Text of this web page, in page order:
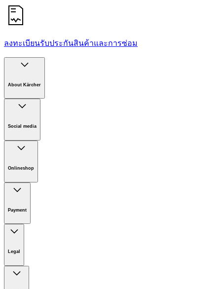
ลงทะเบียนรับประกันสินค้าและการซ่อม
About Kärcher
Sustainability
Newsroom
Social media
Onlineshop
ONLINE SHOP - Membership
Kärcher Online Shop
Payment
Legal